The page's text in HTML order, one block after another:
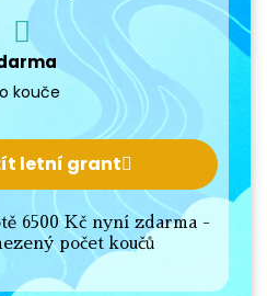
kouče
letní grant
6500 Kč nyní zdarma -
počet koučů